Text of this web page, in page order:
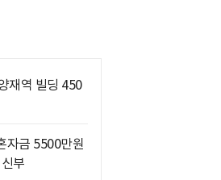
재역 빌딩 450
자금 5500만원
부